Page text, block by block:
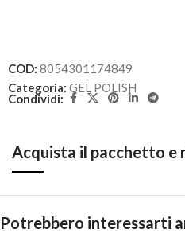
COD: 8054301174849
Categoria: GEL POLISH
Condividi:
Acquista il pacchetto e
Potrebbero interessarti